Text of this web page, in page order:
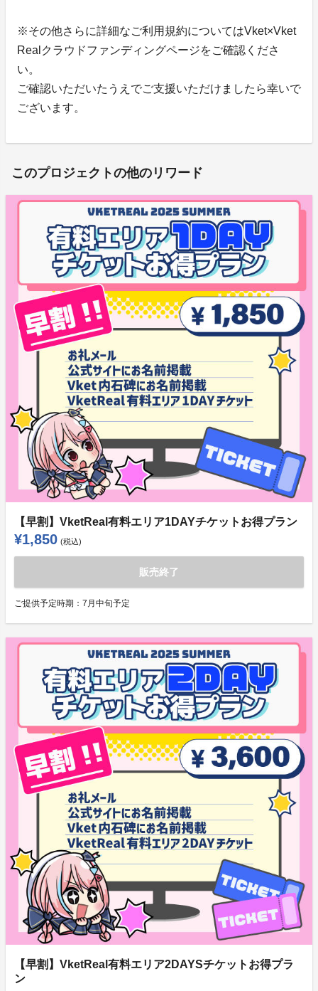
※その他さらに詳細なご利用規約についてはVket×Vket
Realクラウドファンディングページをご確認くださ
い。
ご確認いただいたうえでご支援いただけましたら幸いで
ございます。
このプロジェクトの他のリワード
【早割】VketReal有料エリア1DAYチケットお得プラン
¥1,850 (税込)
販売終了
ご提供予定時期： 7月中旬予定
【早割】VketReal有料エリア2DAYSチケットお得プラ
ン